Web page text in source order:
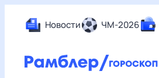
Новости ЧМ-2026